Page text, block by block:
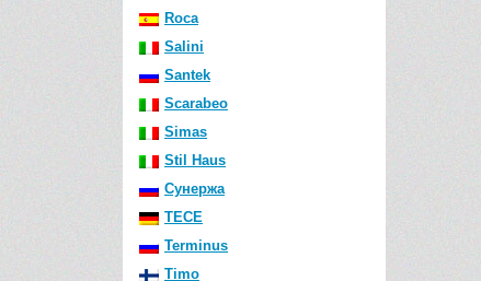
Roca
Salini
Santek
Scarabeo
Simas
Stil Haus
Сунержа
TECE
Terminus
Timo